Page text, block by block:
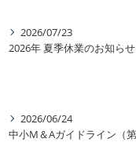
2026/07/23
2026年 夏季休業のお知らせ
2026/06/24